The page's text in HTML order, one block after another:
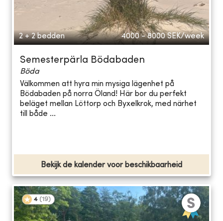
2 + 2 bedden 4000 - 8000 SEK/week
Semesterpärla Bödabaden
Böda
Välkommen att hyra min mysiga lägenhet på
Bödabaden på norra Öland! Här bor du perfekt
beläget mellan Löttorp och Byxelkrok, med närhet
till både ...
Bekijk de kalender voor beschikbaarheid
4 (19)